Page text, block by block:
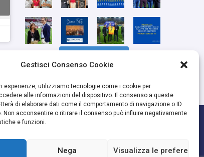
Gestisci Consenso Cookie
esperienze, utilizziamo tecnologie come i cookie per
alle informazioni del dispositivo. Il consenso a queste
di elaborare dati come il comportamento di navigazione o ID
Non acconsentire o ritirare il consenso può influire negativamente
e funzioni.
Nega Visualizza le preferenze